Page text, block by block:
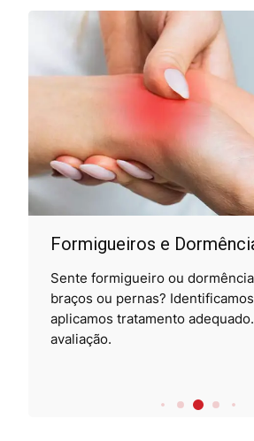
Formigueiros e
Sente formigueiro ou
braços ou pernas?
aplicamos tratamento
avaliação.